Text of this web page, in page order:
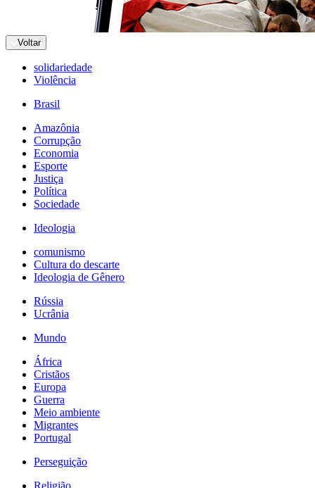
Voltar
solidariedade
Violência
Brasil
Amazônia
Corrupção
Economia
Esporte
Justiça
Política
Sociedade
Ideologia
comunismo
Cultura do descarte
Ideologia de Gênero
Rússia
Ucrânia
Mundo
África
Cristãos
Europa
Guerra
Meio ambiente
Migrantes
Portugal
Perseguição
Religião